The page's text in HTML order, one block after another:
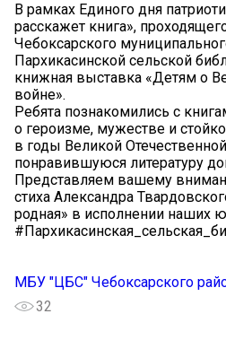
В рамках Единого дня
расскажет книга»,
Чебоксарского
Пархикасинской сельской
книжная выставка «Детям о
войне».
Ребята познакомились с
о героизме, мужестве и
в годы Великой
понравившуюся литературу
Представляем вашему
стиха Александра
родная» в исполнении наших
МБУ "ЦБС" Чебоксарского
32